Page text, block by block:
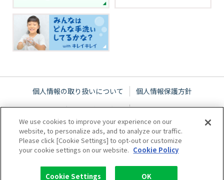
個人情報の取り扱いについて
個人情報保護方針
ウェブサイトご利用条件
サイトマップ
Copyright © 2005-2026 Lion hygiene Corporation. All rights reserved.
We use cookies to improve your experience on our
website, to personalize ads, and to analyze our traffic.
Please click [Cookie Settings] to opt-out or customize
your cookie settings on our website. Cookie Policy
Cookie Settings OK